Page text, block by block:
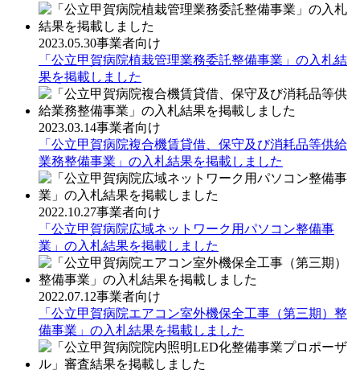
2023.05.30事業者向け
「公立甲賀病院植栽管理業務委託整備事業」の入札結
果を掲載しました
2023.03.14事業者向け
「公立甲賀病院複合機賃貸借、保守及び消耗品等供給
業務整備事業」の入札結果を掲載しました
2022.10.27事業者向け
「公立甲賀病院広域ネットワーク用パソコン整備事
業」の入札結果を掲載しました
2022.07.12事業者向け
「公立甲賀病院エアコン室外機保全工事（第三期）整
備事業」の入札結果を掲載しました